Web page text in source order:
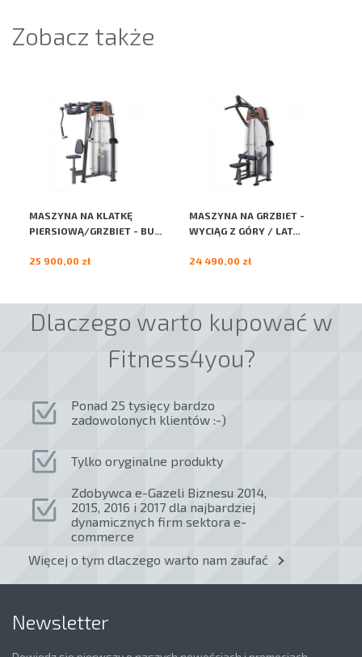
Zobacz także
MASZYNA NA KLATKĘ
PIERSIOWĄ/GRZBIET - BU...
25 900,00 zł
MASZYNA NA GRZBIET -
WYCIĄG Z GÓRY / LAT...
24 490,00 zł
Dlaczego warto kupować w
Fitness4you?
Ponad 25 tysięcy bardzo
zadowolonych klientów :-)
Tylko oryginalne produkty
Zdobywca e-Gazeli Biznesu 2014,
2015, 2016 i 2017 dla najbardziej
dynamicznych firm sektora e-
commerce
Więcej o tym dlaczego warto nam zaufać
Newsletter